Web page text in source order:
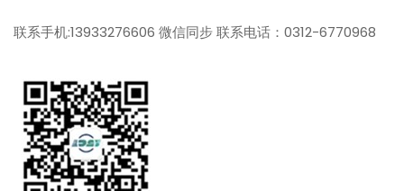
联系手机:13933276606 微信同步 联系电话：0312-6770968